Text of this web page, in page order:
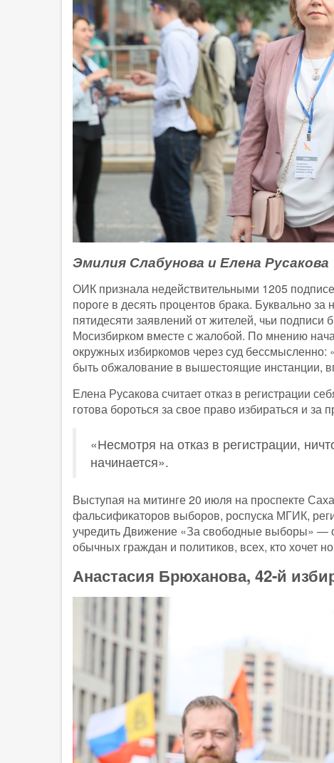
Эмилия Слабунова и Елена Русакова
ОИК признала недействительными 1205
пороге в десять процентов брака. Буквально
пятидесяти заявлений от жителей, чьи
Мосизбирком вместе с жалобой. По мнению
окружных избиркомов через суд
быть обжалование в вышестоящие инстанции,
Елена Русакова считает отказ в регистрации
готова бороться за свое право избираться и
«Несмотря на отказ в регистрации,
начинается».
Выступая на митинге 20 июля на проспекте
фальсификаторов выборов, роспуска МГИК,
учредить Движение «За свободные выборы» ―
обычных граждан и политиков, всех, кто хочет
Анастасия Брюханова, 42-й